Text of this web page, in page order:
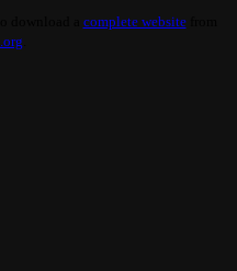
complete websitefrom